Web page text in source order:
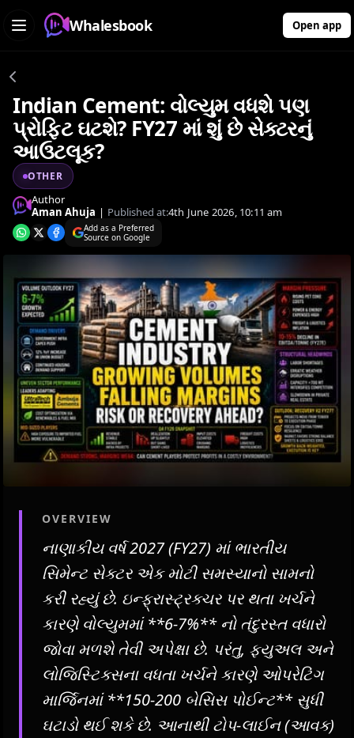
Whalesbook Open app
Indian Cement: વોલ્યુમ વધશે પણ
પ્રોફિટ ઘટશે? FY27 માં શું છે સેક્ટરનું
આઉટલૂક?
OTHER
Author
Aman Ahuja | Published at:4th June 2026, 10:11 am
Add as a Preferred
Source on Google
OVERVIEW
નાણાકીય વર્ષ 2027 (FY27) માં ભારતીય
સિમેન્ટ સેક્ટર એક મોટી સમસ્યાનો સામનો
કરી રહ્યું છે. ઇન્ફ્રાસ્ટ્રક્ચર પર થતા ખર્ચને
કારણે વોલ્યુમમાં **6-7%** નો તંદુરસ્ત વધારો
જોવા મળશે તેવી અપેક્ષા છે. પરંતુ, ફ્યુઅલ અને
લોજિસ્ટિક્સના વધતા ખર્ચને કારણે ઓપરેટિંગ
માર્જિનમાં **150-200 બેસિસ પોઈન્ટ** સુધી
ઘટાડો થઈ શકે છે. આનાથી ટોપ-લાઈન (આવક)